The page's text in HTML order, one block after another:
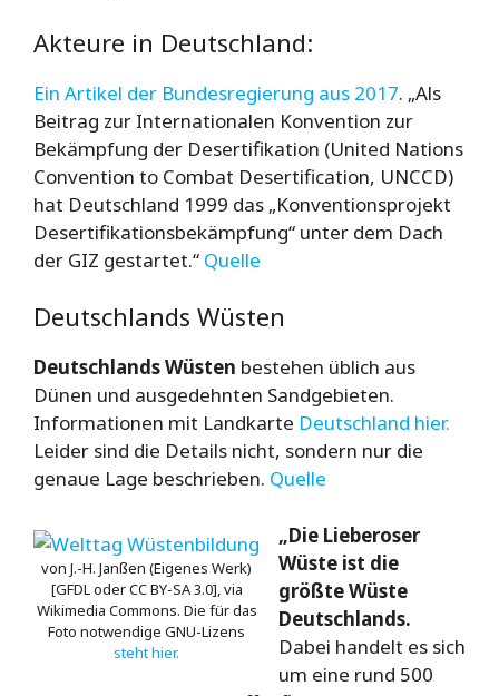
Akteure in Deutschland:
Ein Artikel der Bundesregierung aus 2017. „Als
Beitrag zur Internationalen Konvention zur
Bekämpfung der Desertifikation (United Nations
Convention to Combat Desertification, UNCCD)
hat Deutschland 1999 das „Konventionsprojekt
Desertifikationsbekämpfung“ unter dem Dach
der GIZ gestartet.“ Quelle
Deutschlands Wüsten
Deutschlands Wüsten bestehen üblich aus
Dünen und ausgedehnten Sandgebieten.
Informationen mit Landkarte Deutschland hier.
Leider sind die Details nicht, sondern nur die
genaue Lage beschrieben. Quelle
von J.-H. Janßen (Eigenes Werk)
[GFDL oder CC BY-SA 3.0], via
Wikimedia Commons. Die für das
Foto notwendige GNU-Lizens
steht hier.
„Die Lieberoser
Wüste ist die
größte Wüste
Deutschlands.
Dabei handelt es sich
um eine rund 500